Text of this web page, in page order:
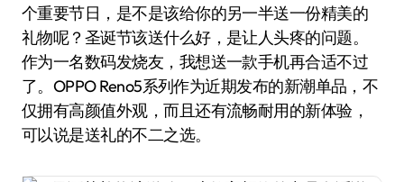
个重要节日，是不是该给你的另一半送一份精美的
礼物呢？圣诞节该送什么好，是让人头疼的问题。
作为一名数码发烧友，我想送一款手机再合适不过
了。OPPO Reno5系列作为近期发布的新潮单品，不
仅拥有高颜值外观，而且还有流畅耐用的新体验，
可以说是送礼的不二之选。